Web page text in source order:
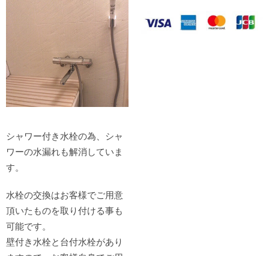
シャワー付き水栓の為、シャ
ワーの水漏れも解消していま
す。
水栓の交換はお客様でご用意
頂いたものを取り付ける事も
可能です。
壁付き水栓と台付水栓があり